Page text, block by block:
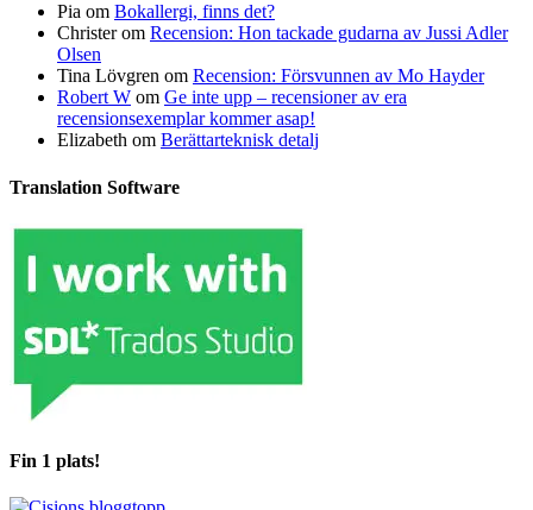
Pia om Bokallergi, finns det?
Christerom Recension: Hon tackade gudarna av Jussi Adler
Olsen
Tina Lövgren om Recension: Försvunnen av Mo Hayder
Robert W om Ge inte upp – recensioner av era
recensionsexemplar kommer asap!
Elizabeth om Berättarteknisk detalj
Translation Software
Fin 1 plats!